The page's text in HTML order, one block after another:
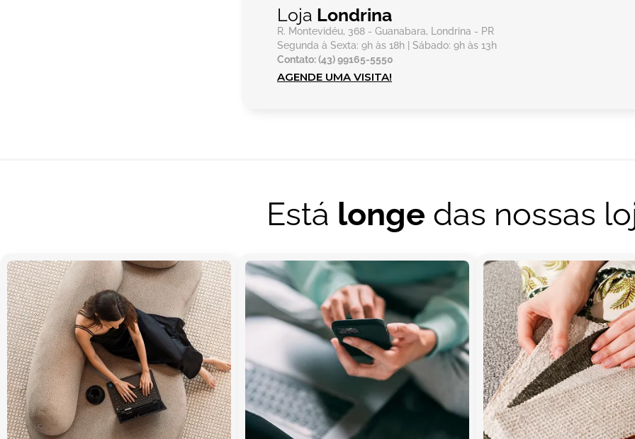
Loja Londrina
R. Montevidéu, 368 - Guanabara, Londrina - PR
Segunda à Sexta: 9h às 18h | Sábado: 9h às 13h
Contato: (43) 99165-5550
AGENDE UMA VISITA!
Está longe das nossas